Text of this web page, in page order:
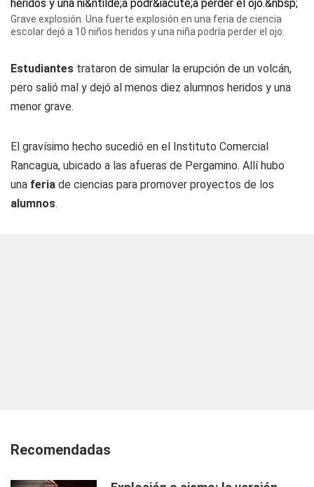
Grave explosión. Una fuerte explosión en una feria de ciencia
escolar dejó a 10 niños heridos y una niña podría perder el ojo.
Estudiantes trataron de simular la erupción de un volcán,
pero salió mal y dejó al menos diez alumnos heridos y una
menor grave.
El gravísimo hecho sucedió en el Instituto Comercial
Rancagua, ubicado a las afueras de Pergamino. Allí hubo
una feria de ciencias para promover proyectos de los
alumnos.
Recomendadas